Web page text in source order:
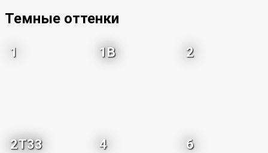
Темные оттенки
1 1B 2
2T33 4 6